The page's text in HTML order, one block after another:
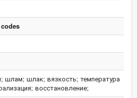
шлам; шлак; вязкость; температура
восстановление;